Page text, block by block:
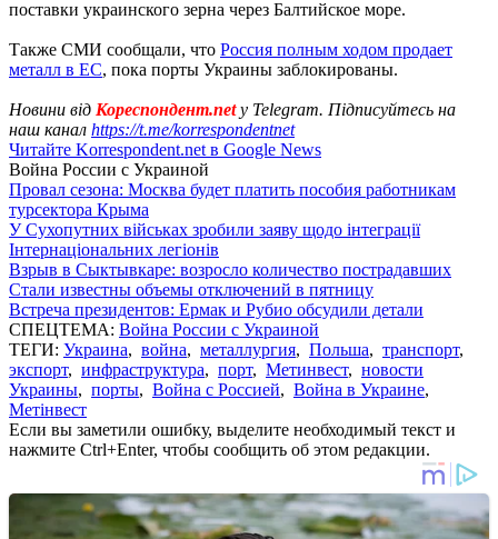
поставки украинского зерна через Балтийское море.
Также СМИ сообщали, что Россия полным ходом продает
металл в ЕС, пока порты Украины заблокированы.
Новини від Кореспондент.netу Telegram. Підписуйтесь на
наш канал https://t.me/korrespondentnet
Читайте Korrespondent.net в Google News
Война России с Украиной
Провал сезона: Москва будет платить пособия работникам
турсектора Крыма
У Сухопутних військах зробили заяву щодо інтеграції
Інтернаціональних легіонів
Взрыв в Сыктывкаре: возросло количество пострадавших
Стали известны объемы отключений в пятницу
Встреча президентов: Ермак и Рубио обсудили детали
СПЕЦТЕМА: Война России с Украиной
ТЕГИ: Украина, война, металлургия, Польша, транспорт,
экспорт, инфраструктура, порт, Метинвест, новости
Украины, порты, Война с Россией, Война в Украине,
Метінвест
Если вы заметили ошибку, выделите необходимый текст и
нажмите Ctrl+Enter, чтобы сообщить об этом редакции.